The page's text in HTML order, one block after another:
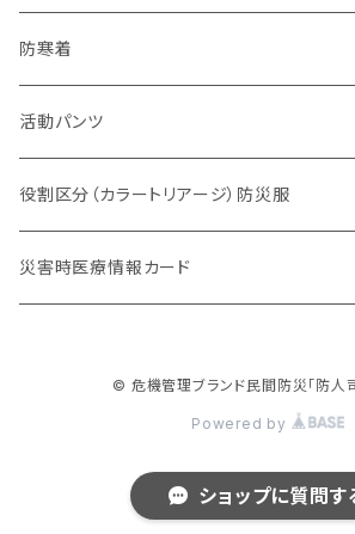
チーム系
動物系
防寒着
活動パンツ
役割区分（カラートリアージ）防災服
災害時医療情報カード
© 危機管理ブランド民間防災「防人司
Powered by
ショップに質問す